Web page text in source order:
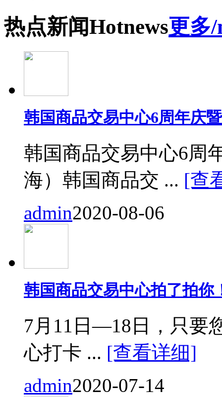
热点新闻Hotnews更多
韩国商品交易中心6周年庆
韩国商品交易中心6周
海）韩国商品交 ... [查
admin2020-08-06
韩国商品交易中心拍了拍你
7月11日—18日，只要
心打卡 ... [查看详细]
admin2020-07-14